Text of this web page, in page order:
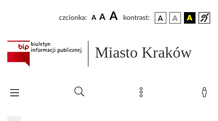
czcionka: A A A kontrast:
Miasto Kraków